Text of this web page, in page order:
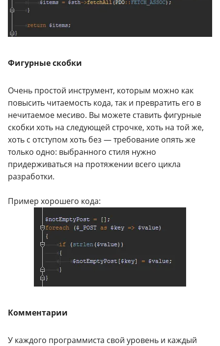
Фигурные скобки
Очень простой инструмент, которым можно как
повысить читаемость кода, так и превратить его в
нечитаемое месиво. Вы можете ставить фигурные
скобки хоть на следующей строчке, хоть на той же,
хоть с отступом хоть без — требование опять же
только одно: выбранного стиля нужно
придерживаться на протяжении всего цикла
разработки.
Пример хорошего кода:
Комментарии
У каждого программиста свой уровень и каждый